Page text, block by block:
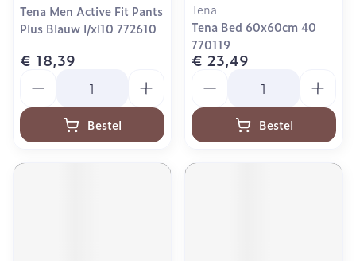
Tena Men Active Fit Pants
Plus Blauw l/xl10 772610
€ 18,39
Bestel
Tena
Tena Bed 60x60cm 40
770119
€ 23,49
Bestel